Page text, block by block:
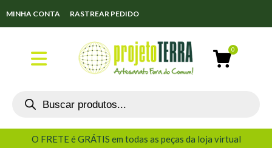
MINHA CONTA RASTREAR PEDIDO
O FRETE é GRÁTIS em todas as peças da loja virtual
O FRETE é GRÁTIS em todas as peças da loja virtual